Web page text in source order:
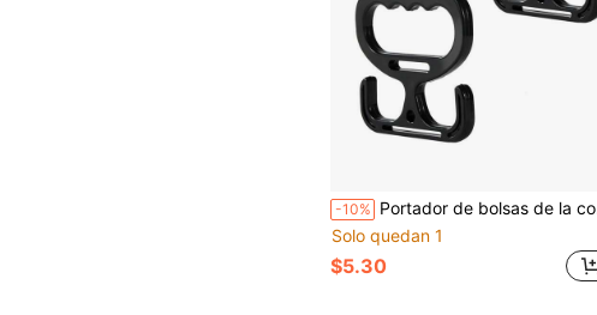
-10% Portador de bolsas de la compra, soporte para bolsas de plástico, soporta 100 libras, asa de transporte resistente, agarre cómodo para transportar bolsas, cubos, accesorios de compra
Solo quedan 1
$5.30